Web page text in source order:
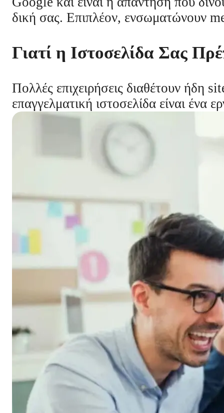
δική σας. Επιπλέον, ενσωματώνουν
Γιατί η Ιστοσελίδα Σας
Πολλές επιχειρήσεις διαθέτουν ήδη
επαγγελματική ιστοσελίδα είναι ένα